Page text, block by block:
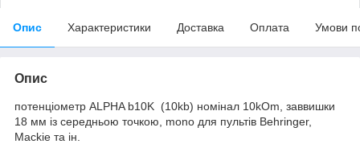
Опис Характеристики Доставка Оплата Умови
Опис
потенціометр ALPHA b10K (10kb) номінал 10kOm, заввишки
18 мм із середньою точкою, mono для пультів Behringer,
Mackie та ін.